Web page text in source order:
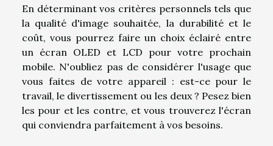
En déterminant vos critères personnels tels que
la qualité d'image souhaitée, la durabilité et le
coût, vous pourrez faire un choix éclairé entre
un écran OLED et LCD pour votre prochain
mobile. N'oubliez pas de considérer l'usage que
vous faites de votre appareil : est-ce pour le
travail, le divertissement ou les deux ? Pesez bien
les pour et les contre, et vous trouverez l'écran
qui conviendra parfaitement à vos besoins.